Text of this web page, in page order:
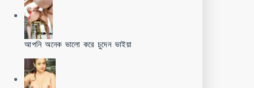
আপনি অনেক ভালো করে চুদেন ভাইয়া